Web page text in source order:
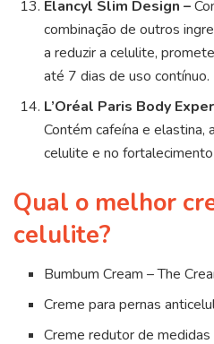
Elancyl Slim Design –
combinação de outros
a reduzir a celulite,
até 7 dias de uso contínuo.
L’Oréal Paris Body
Contém cafeína e elastina,
celulite e no
Qual o melhor
celulite?
Bumbum Cream – The
Creme para pernas
Creme redutor de